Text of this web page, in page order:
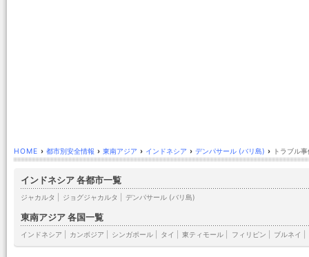
HOME › 都市別安全情報 › 東南アジア › インドネシア › デンパサール (バリ島) › トラブル
インドネシア 各都市一覧
ジャカルタ ジョグジャカルタ デンパサール (バリ島)
東南アジア 各国一覧
インドネシア カンボジア シンガポール タイ 東ティモール フィリピン ブルネイ